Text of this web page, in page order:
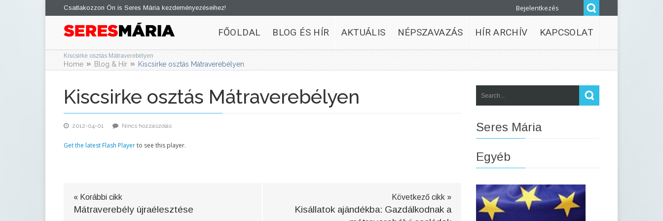
Csatlakozzon Ön is Seres Mária kezdeményezéseihez! Bejelentkezés
FŐOLDAL BLOG ÉS HÍR AKTUÁLIS NÉPSZAVAZÁS HÍR ARCHÍV KAPCSOLAT
Kiscsirke osztás Mátraverebélyen
Home Blog & Hír Kiscsirke osztás Mátraverebélyen
Kiscsirke osztás Mátraverebélyen
2012-04-01 Nincs hozzászólás
Get the latest Flash Playerto see this player.
« Korábbi cikk
Mátraverebély újraélesztése
Következő cikk »
Kisállatok ajándékba: Gazdálkodnak a
Seres Mária
Egyéb